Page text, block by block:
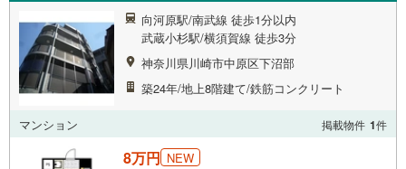
向河原駅/南武線 徒歩1分以内
武蔵小杉駅/横須賀線 徒歩3分
神奈川県川崎市中原区下沼部
築24年/地上8階建て/鉄筋コンクリート
マンション 掲載物件 1件
8万円 NEW